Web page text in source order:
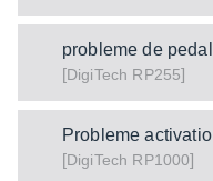
probleme de
[DigiTech RP255]
Probleme
[DigiTech RP1000]